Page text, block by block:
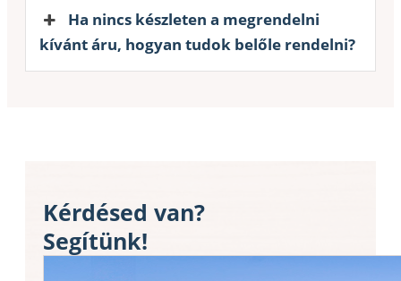
Ha nincs készleten a megrendelni
kívánt áru, hogyan tudok belőle rendelni?
Kérdésed van?
Segítünk!